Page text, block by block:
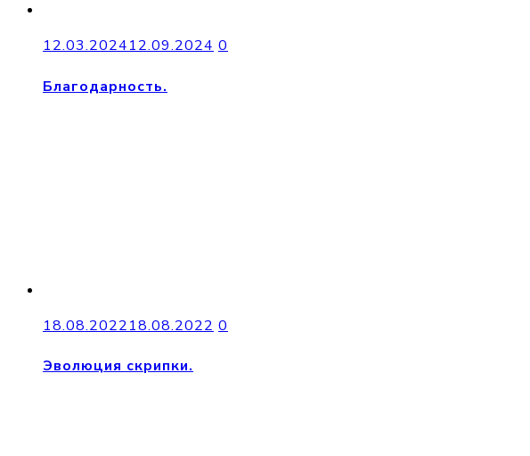
12.03.202412.09.2024 0
Благодарность.
18.08.202218.08.2022 0
Эволюция скрипки.